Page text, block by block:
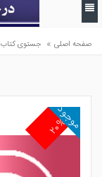
صفحه اصلی » جستوی کتاب
۲۰%
موجود